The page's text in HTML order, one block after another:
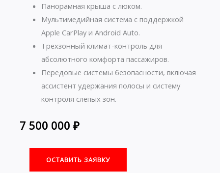
Панорамная крыша с люком.
Мультимедийная система с поддержкой
Apple CarPlay и Android Auto.
Трёхзонный климат-контроль для
абсолютного комфорта пассажиров.
Передовые системы безопасности, включая
ассистент удержания полосы и систему
контроля слепых зон.
7 500 000 ₽
ОСТАВИТЬ ЗАЯВКУ